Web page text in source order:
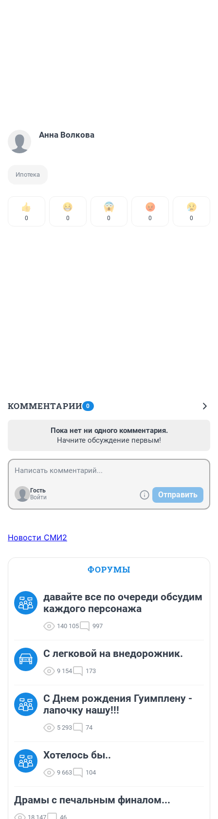
Анна Волкова
Ипотека
0 0 0 0 0
КОММЕНТАРИИ 0
Пока нет ни одного комментария.
Начните обсуждение первым!
Гость
Войти
Отправить
Новости СМИ2
ФОРУМЫ
давайте все по очереди обсудим
каждого персонажа
140 105 997
C легковой на внедорожник.
9 154 173
С Днем рождения Гуимплену -
лапочку нашу!!!
5 293 74
Хотелось бы..
9 663 104
Драмы с печальным финалом...
18 147 46